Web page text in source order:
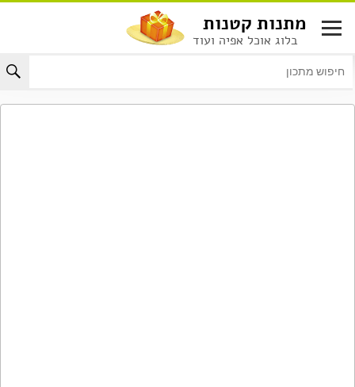
לתוכן
מתנות קטנות
בלוג אוכל אפיה ועוד